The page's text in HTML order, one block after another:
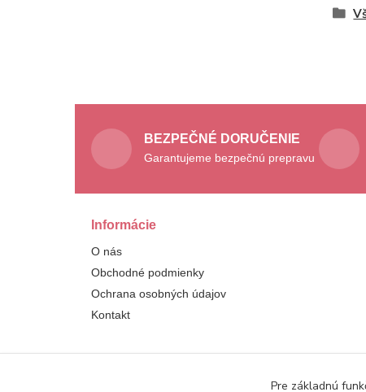
BEZPEČNÉ DORUČENIE
Garantujeme bezpečnú prepravu
Informácie
O nás
Obchodné podmienky
Ochrana osobných údajov
Kontakt
Pre základnú